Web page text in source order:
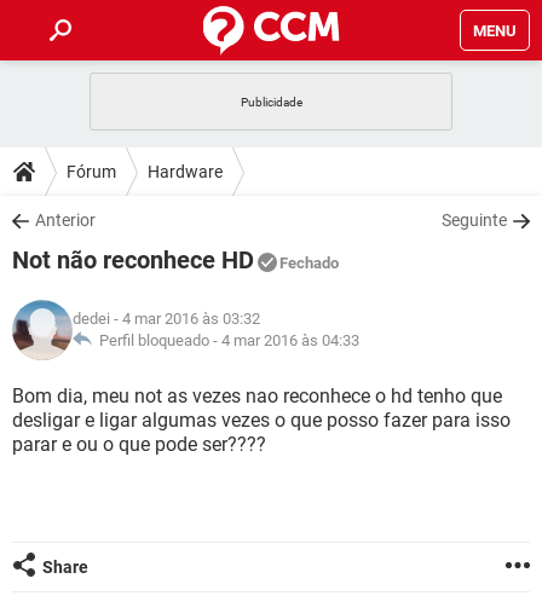
MENU
CELULAR
OUTLOOK
INSTAGRAM GMAIL
GUIA DE COMPRAS
DICAS
JOGOS
INSTAGRAM
GUIA DE COMPRAS
DOWNLOADS
JOGOS WHATSAPP
CELULAR
OUTLOOK EXCEL
INSTAGRAM GMAIL
GUIA DE COMPRAS
JOGOS
CELULAR
OUTLOOK EXCEL
INSTAGRAM
GLOSSÁRIO
JOGOS WHATSAPP
CELULAR FACEBOOK
GUIA DE COMPRAS
Fórum Hardware
Anterior Seguinte
Not não reconhece HD Fechado
dedei - 4 mar 2016 às 03:32
Perfil bloqueado - 4 mar 2016 às 04:33
Bom dia, meu not as vezes nao reconhece o hd tenho que
desligar e ligar algumas vezes o que posso fazer para isso
parar e ou o que pode ser????
Share